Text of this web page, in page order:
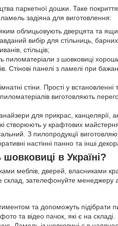
паркетної дошки. Таке
задіяна для виготовлення:
облицьовують дверцята та
вибір для стільниць,
стільців;
пиломатеріали з шовковиці
Стінові панелі з ламелі при
стіни. Прості у встановленні
виготовляють
для прикрас, канцелярії,
створюють у крафтових
З пилопродукції
настінні панно та інші
в Україні?
меблів, дверей, власниками
зателефонуйте менеджеру
та допоможуть підібрати
та відео пачок, які є на складі.